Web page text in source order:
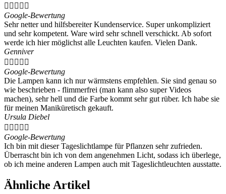
    
Google-Bewertung
Sehr netter und hilfsbereiter Kundenservice. Super unkompliziert
und sehr kompetent. Ware wird sehr schnell verschickt. Ab sofort
werde ich hier möglichst alle Leuchten kaufen. Vielen Dank.
Genniver
    
Google-Bewertung
Die Lampen kann ich nur wärmstens empfehlen. Sie sind genau so
wie beschrieben - flimmerfrei (man kann also super Videos
machen), sehr hell und die Farbe kommt sehr gut rüber. Ich habe sie
für meinen Maniküretisch gekauft.
Ursula Diebel
    
Google-Bewertung
Ich bin mit dieser Tageslichtlampe für Pflanzen sehr zufrieden.
Überrascht bin ich von dem angenehmen Licht, sodass ich überlege,
ob ich meine anderen Lampen auch mit Tageslichtleuchten ausstatte.
Ähnliche Artikel